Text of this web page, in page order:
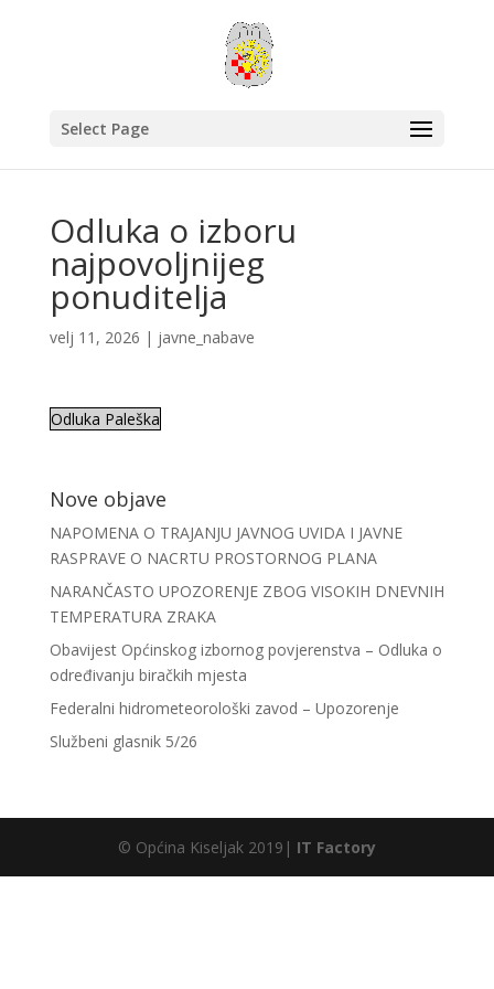
Select Page
Odluka o izboru
najpovoljnijeg
ponuditelja
velj 11, 2026 | javne_nabave
Odluka Paleška
Nove objave
NAPOMENA O TRAJANJU JAVNOG UVIDA I JAVNE
RASPRAVE O NACRTU PROSTORNOG PLANA
NARANČASTO UPOZORENJE ZBOG VISOKIH DNEVNIH
TEMPERATURA ZRAKA
Obavijest Općinskog izbornog povjerenstva – Odluka o
određivanju biračkih mjesta
Federalni hidrometeorološki zavod – Upozorenje
Službeni glasnik 5/26
© Općina Kiseljak 2019| IT Factory